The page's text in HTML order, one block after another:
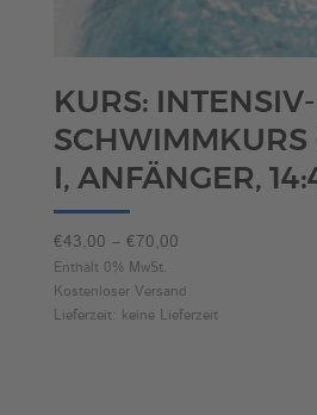
KURS: INTENSIV-
SCHWIMMKURS
I, ANFÄNGER,
€43,00 – € 70,00Preisspanne:
bis
€70,00
Enthält 0% MwSt.
Kostenloser Versand
Lieferzeit: keine Lieferzeit